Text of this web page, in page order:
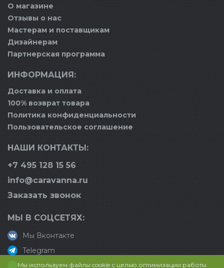
О магазине
Отзывы о нас
Мастерам и поставщикам
Дизайнерам
Партнерская программа
ИНФОРМАЦИЯ:
Доставка и оплата
100% возврат товара
Политика конфиденциальности
Пользовательское соглашение
НАШИ КОНТАКТЫ:
+7 495 128 15 56
info@caravanna.ru
Заказать звонок
МЫ В СОЦСЕТЯХ:
Мы Вконтакте
Telegram
WhatsApp
Мы используем файлы cookie с целью оптимизации работы